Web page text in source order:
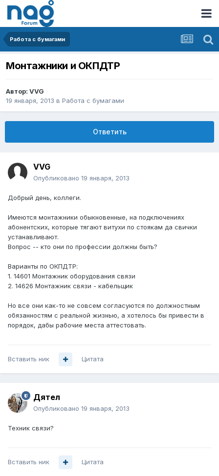
Работа с бумагами
Монтажники и ОКПДТР
Автор: VVG
19 января, 2013 в Работа с бумагами
Ответить
VVG
Опубликовано 19 января, 2013
Добрый день, коллеги.
Имеются монтажники обыкновенные, на подключениях
абонентских, которые тягают витухи по стоякам да свички
устанавливают.
Вопрос -- кто они по профессии должны быть?
Варианты по ОКПДТР:
1. 14601 Монтажник оборудования связи
2. 14626 Монтажник связи - кабельщик
Но все они как-то не совсем согласуются по должностным
обязанностям с реальной жизнью, а хотелось бы привести в
порядок, дабы рабочие места аттестовать.
Вставить ник Цитата
Дятел
Опубликовано 19 января, 2013
Техник связи?
Вставить ник Цитата